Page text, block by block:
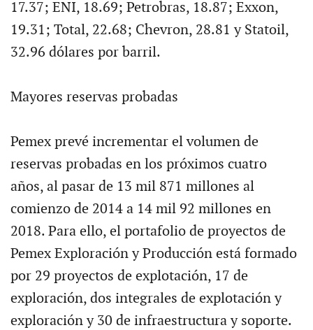
17.37; ENI, 18.69; Petrobras, 18.87; Exxon,
19.31; Total, 22.68; Chevron, 28.81 y Statoil,
32.96 dólares por barril.
Mayores reservas probadas
Pemex prevé incrementar el volumen de
reservas probadas en los próximos cuatro
años, al pasar de 13 mil 871 millones al
comienzo de 2014 a 14 mil 92 millones en
2018. Para ello, el portafolio de proyectos de
Pemex Exploración y Producción está formado
por 29 proyectos de explotación, 17 de
exploración, dos integrales de explotación y
exploración y 30 de infraestructura y soporte.